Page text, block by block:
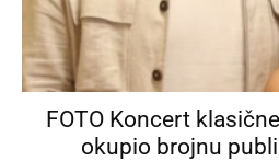
FOTO Koncert
okupio brojnu